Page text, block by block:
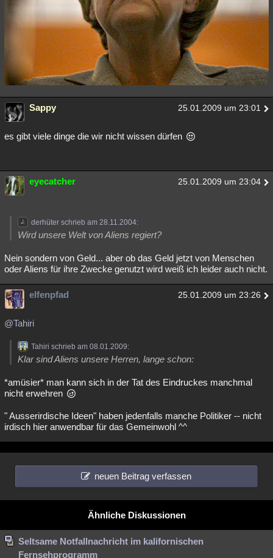
Sappy 25.01.2009 um 23:01
es gibt viele dinge die wir nicht wissen dürfen
eyecatcher 25.01.2009 um 23:04
derhüter schrieb am 28.11.2004:
Wird unsere Welt von Aliens regiert?
Nein sondern von Geld... aber ob das Geld jetzt von Menschen
oder Aliens für ihre Zwecke genutzt wird weiß ich leider auch nicht.
elfenpfad 25.01.2009 um 23:26
@Tahiri
Tahiri schrieb am 08.01.2009:
Klar sind Aliens unsere Herren, lange schon:
*amüsier* man kann sich in der Tat des Eindruckes manchmal
nicht erwehren
" Ausserirdische Ideen" haben jedenfalls manche Politiker -- nicht
irdisch hier anwendbar für das Gemeinwohl ^^
neuen Beitrag verfassen
Ähnliche Diskussionen
Seltsame Notfallnachricht im kalifornischen
Fernsehprogramm